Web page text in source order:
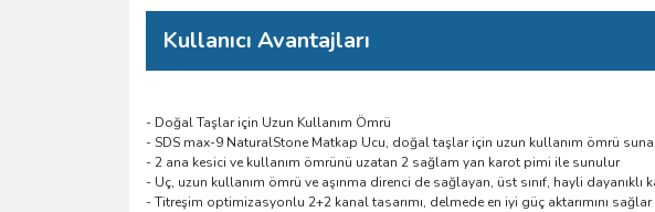
Kullanıcı Avantajları
- Doğal Taşlar için Uzun Kullanım Ömrü
- SDS max-9 NaturalStone Matkap Ucu, doğal taşlar için uzun kullanım ömrü
- 2 ana kesici ve kullanım ömrünü uzatan 2 sağlam yan karot pimi ile sunulur
- Uç, uzun kullanım ömrü ve aşınma direnci de sağlayan, üst sınıf, hayli dayanıklı
- Titreşim optimizasyonlu 2+2 kanal tasarımı, delmede en iyi güç aktarımını sağlar